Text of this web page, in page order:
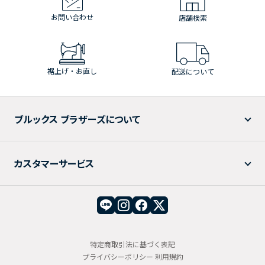
お問い合わせ 店舗検索
裾上げ・お直し 配送について
ブルックス ブラザーズについて
カスタマーサービス
特定商取引法に基づく表記
プライバシーポリシー 利用規約